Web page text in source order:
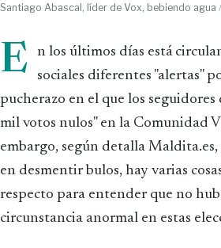
Santiago Abascal, líder de Vox, bebiendo agua
E
n los últimos días está
sociales diferentes "alertas"
pucherazo en el que los
mil votos nulos" en la Comunidad
embargo, según detalla
en desmentir bulos, hay varias
respecto para entender que no
circunstancia anormal en estas